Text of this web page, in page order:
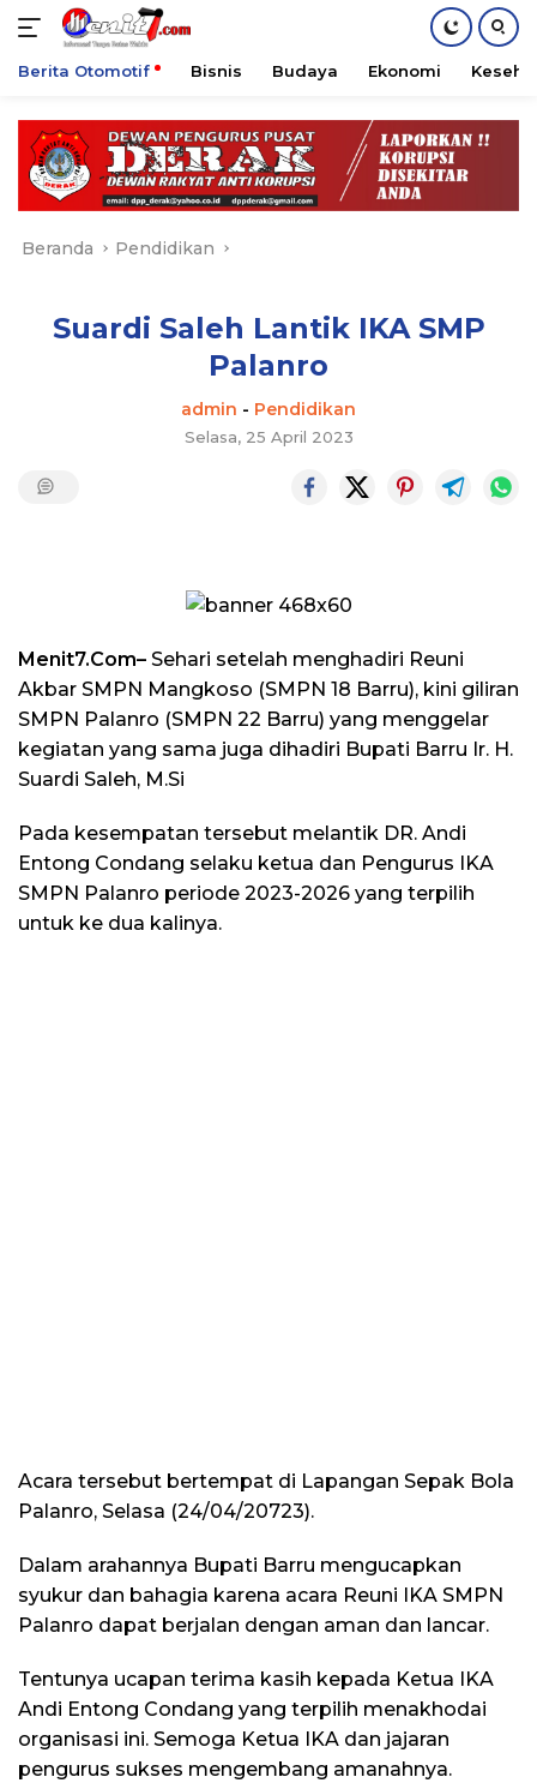
konten
Berita Otomotif Bisnis Budaya Ekonomi
Beranda Pendidikan
Suardi Saleh Lantik IKA SMP
Palanro
admin - Pendidikan
Selasa, 25 April 2023
Menit7.Com– Sehari setelah menghadiri Reuni
Akbar SMPN Mangkoso (SMPN 18 Barru), kini giliran
SMPN Palanro (SMPN 22 Barru) yang menggelar
kegiatan yang sama juga dihadiri Bupati Barru Ir. H.
Suardi Saleh, M.Si
Pada kesempatan tersebut melantik DR. Andi
Entong Condang selaku ketua dan Pengurus IKA
SMPN Palanro periode 2023-2026 yang terpilih
untuk ke dua kalinya.
Acara tersebut bertempat di Lapangan Sepak Bola
Palanro, Selasa (24/04/20723).
Dalam arahannya Bupati Barru mengucapkan
syukur dan bahagia karena acara Reuni IKA SMPN
Palanro dapat berjalan dengan aman dan lancar.
Tentunya ucapan terima kasih kepada Ketua IKA
Andi Entong Condang yang terpilih menakhodai
organisasi ini. Semoga Ketua IKA dan jajaran
pengurus sukses mengembang amanahnya.